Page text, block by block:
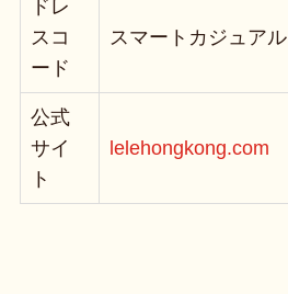
ドレ
スコ
ード
スマートカジュアル
公式
サイ
ト
lelehongkong.com